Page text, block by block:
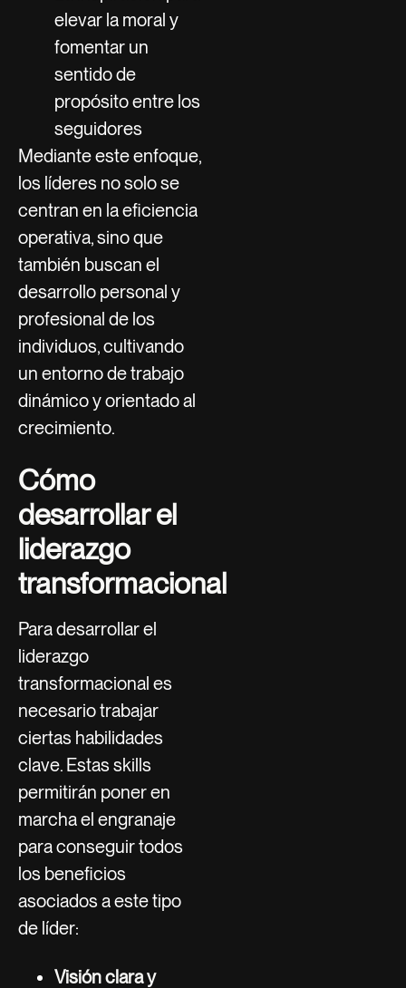
elevar la moral y
fomentar un
sentido de
propósito entre los
seguidores
Mediante este enfoque,
los líderes no solo se
centran en la eficiencia
operativa, sino que
también buscan el
desarrollo personal y
profesional de los
individuos, cultivando
un entorno de trabajo
dinámico y orientado al
crecimiento.
Cómo
desarrollar el
liderazgo
transformacional
Para desarrollar el
liderazgo
transformacional es
necesario trabajar
ciertas habilidades
clave. Estas skills
permitirán poner en
marcha el engranaje
para conseguir todos
los beneficios
asociados a este tipo
de líder:
Visión clara y